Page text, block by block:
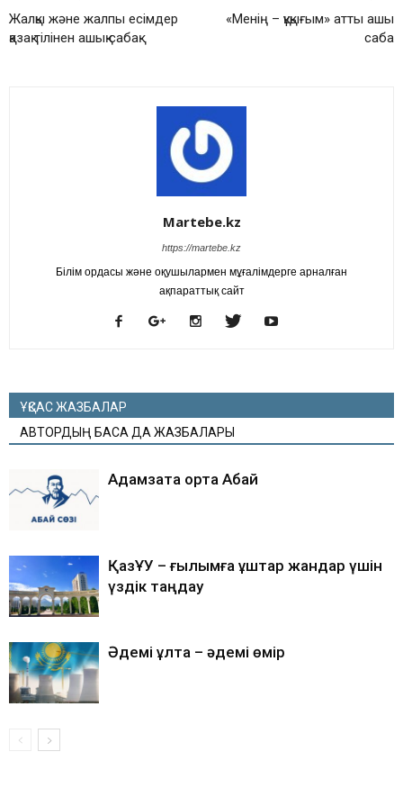
Жалқы және жалпы есімдер
қазақ тілінен ашық сабақ
«Менің – құқығым» атты ашық
сабақ
Martebe.kz
https://martebe.kz
Білім ордасы және оқушылармен мұғалімдерге арналған
ақпараттық сайт
ҰҚСАС ЖАЗБАЛАР
АВТОРДЫҢ БАСҚА ДА ЖАЗБАЛАРЫ
Адамзатқа ортақ Абай
ҚазҰУ – ғылымға құштар жандар үшін
үздік таңдау
Әдемі ұлтқа – әдемі өмір